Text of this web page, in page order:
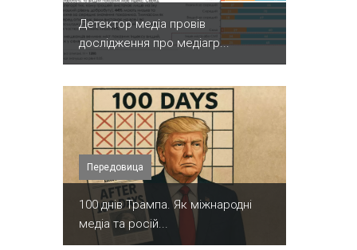
Детектор медіа провів
дослідження про медіагр...
Передовица
100 днів Трампа. Як міжнародні
медіа та росій...